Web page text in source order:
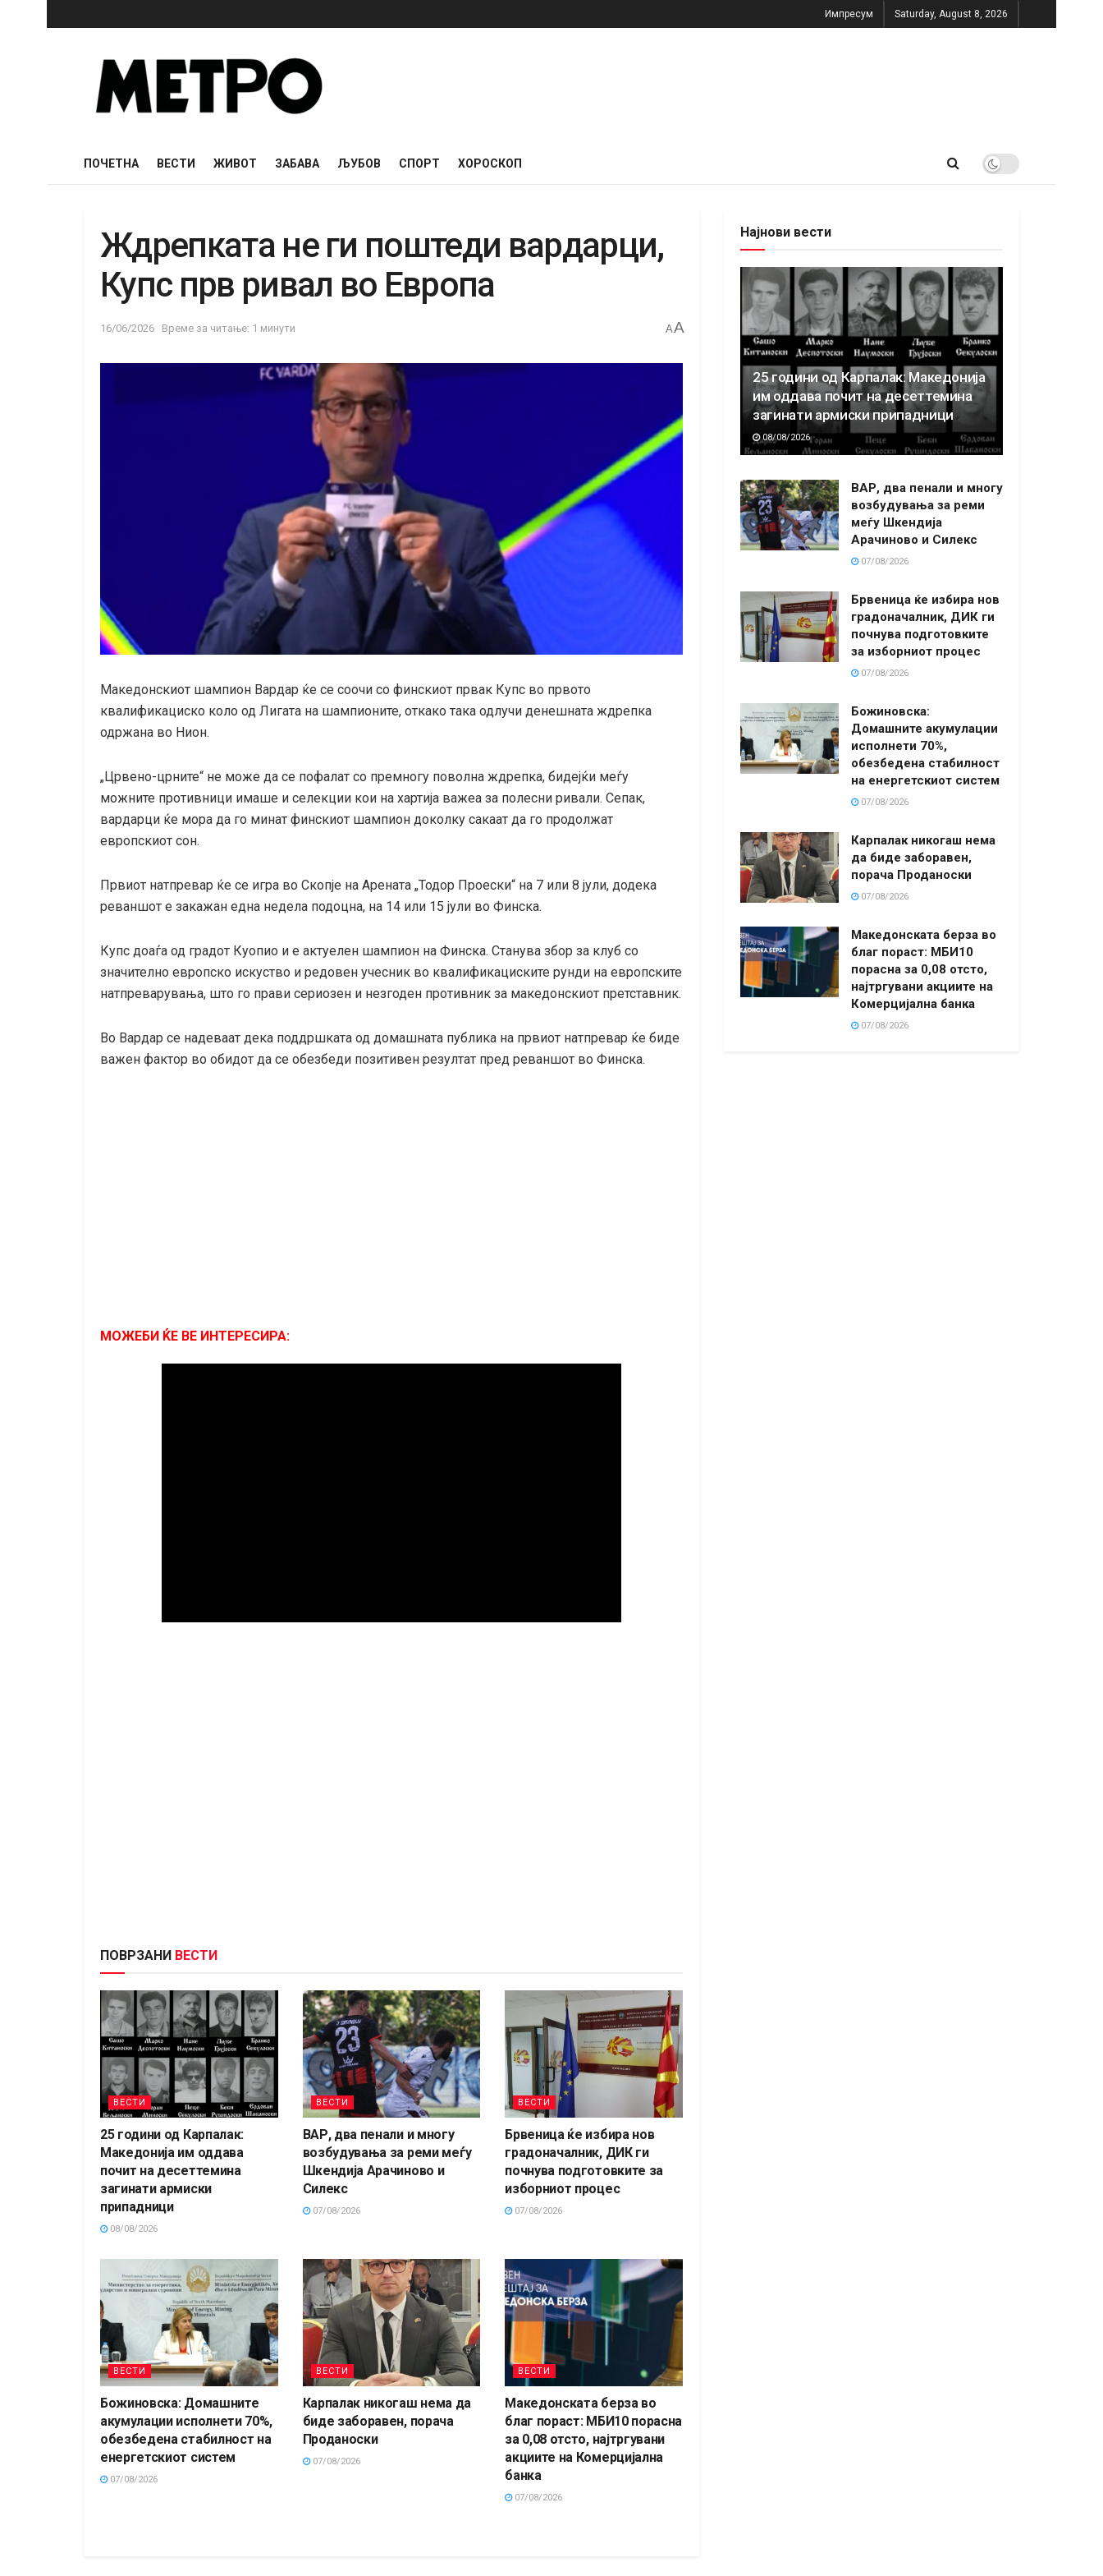
Импресум Saturday, August 8, 2026
ПОЧЕТНА ВЕСТИ ЖИВОТ ЗАБАВА ЉУБОВ СПОРТ ХОРОСКОП
Ждрепката не ги поштеди вардарци,
Купс прв ривал во Европа
16/06/2026 Време за читање: 1 минути AA
Македонскиот шампион Вардар ќе се соочи со финскиот првак Купс во првото
квалификациско коло од Лигата на шампионите, откако така одлучи денешната ждрепка
одржана во Нион.
„Црвено-црните“ не може да се пофалат со премногу поволна ждрепка, бидејќи меѓу
можните противници имаше и селекции кои на хартија важеа за полесни ривали. Сепак,
вардарци ќе мора да го минат финскиот шампион доколку сакаат да го продолжат
европскиот сон.
Првиот натпревар ќе се игра во Скопје на Арената „Тодор Проески“ на 7 или 8 јули, додека
реваншот е закажан една недела подоцна, на 14 или 15 јули во Финска.
Купс доаѓа од градот Куопио и е актуелен шампион на Финска. Станува збор за клуб со
значително европско искуство и редовен учесник во квалификациските рунди на европските
натпреварувања, што го прави сериозен и незгоден противник за македонскиот претставник.
Во Вардар се надеваат дека поддршката од домашната публика на првиот натпревар ќе биде
важен фактор во обидот да се обезбеди позитивен резултат пред реваншот во Финска.
МОЖЕБИ ЌЕ ВЕ ИНТЕРЕСИРА:
ПОВРЗАНИ ВЕСТИ
ВЕСТИ
25 години од Карпалак:
Македонија им оддава
почит на десеттемина
загинати армиски
припадници
08/08/2026
ВЕСТИ
ВАР, два пенали и многу
возбудувања за реми меѓу
Шкендија Арачиново и
Силекс
07/08/2026
ВЕСТИ
Брвеница ќе избира нов
градоначалник, ДИК ги
почнува подготовките за
изборниот процес
07/08/2026
ВЕСТИ
Божиновска: Домашните
акумулации исполнети 70%,
обезбедена стабилност на
енергетскиот систем
07/08/2026
ВЕСТИ
Карпалак никогаш нема да
биде заборавен, порача
Проданоски
07/08/2026
ВЕСТИ
Македонската берза во
благ пораст: МБИ10 порасна
за 0,08 отсто, најтргувани
акциите на Комерцијална
банка
07/08/2026
Најнови вести
25 години од Карпалак: Македонија
им оддава почит на десеттемина
загинати армиски припадници
08/08/2026
ВАР, два пенали и многу
возбудувања за реми
меѓу Шкендија
Арачиново и Силекс
07/08/2026
Брвеница ќе избира нов
градоначалник, ДИК ги
почнува подготовките
за изборниот процес
07/08/2026
Божиновска:
Домашните акумулации
исполнети 70%,
обезбедена стабилност
на енергетскиот систем
07/08/2026
Карпалак никогаш нема
да биде заборавен,
порача Проданоски
07/08/2026
Македонската берза во
благ пораст: МБИ10
порасна за 0,08 отсто,
најтргувани акциите на
Комерцијална банка
07/08/2026